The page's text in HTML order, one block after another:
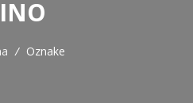
/ Oznake